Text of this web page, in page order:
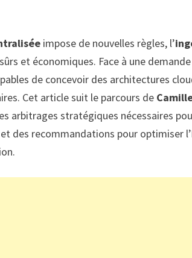
impose de nouvelles règles, l’
et économiques. Face à une
de concevoir des architectures
Cet article suit le parcours de
arbitrages stratégiques nécessaires
des recommandations pour optimiser l’